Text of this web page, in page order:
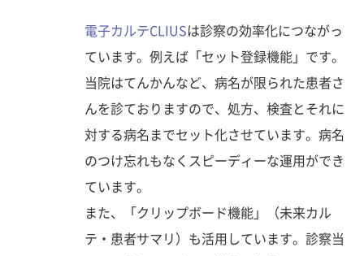
電子カルテCLIUSは診察の効率化につながっ
ています。例えば「セット登録機能」です。
当院はてんかんなど、病名が限られた患者さ
んを診ておりますので、処方、検査とそれに
対する病名までセット化させています。病名
のつけ忘れもなくスピーディーな運用ができ
ています。
また、「クリップボード機能」（未来カル
テ・患者サマリ）も活用しています。診察当